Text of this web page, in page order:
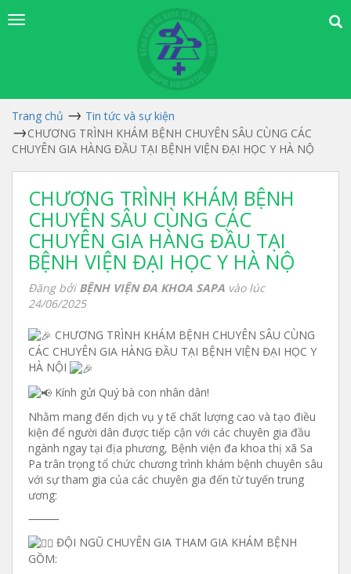
Trang chủ
Tin tức và sự kiện
CHƯƠNG TRÌNH KHÁM BỆNH CHUYÊN SÂU CÙNG CÁC
CHUYÊN GIA HÀNG ĐẦU TẠI BỆNH VIỆN ĐẠI HỌC Y HÀ NỘ
CHƯƠNG TRÌNH KHÁM BỆNH
CHUYÊN SÂU CÙNG CÁC
CHUYÊN GIA HÀNG ĐẦU TẠI
BỆNH VIỆN ĐẠI HỌC Y HÀ NỘ
Đăng bởi BỆNH VIỆN ĐA KHOA SAPA vào lúc
24/06/2025
CHƯƠNG TRÌNH KHÁM BỆNH CHUYÊN SÂU CÙNG
CÁC CHUYÊN GIA HÀNG ĐẦU TẠI BỆNH VIỆN ĐẠI HỌC Y
HÀ NỘI
Kính gửi Quý bà con nhân dân!
Nhằm mang đến dịch vụ y tế chất lượng cao và tạo điều
kiện để người dân được tiếp cận với các chuyên gia đầu
ngành ngay tại địa phương, Bệnh viện đa khoa thị xã Sa
Pa trân trọng tổ chức chương trình khám bệnh chuyên sâu
với sự tham gia của các chuyên gia đến từ tuyến trung
ương:
⸻
ĐỘI NGŨ CHUYÊN GIA THAM GIA KHÁM BỆNH
GỒM: